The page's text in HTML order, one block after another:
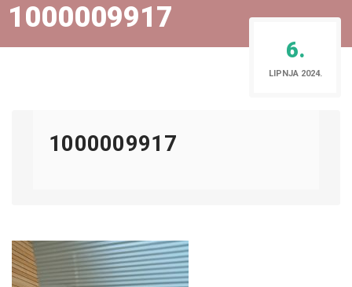
1000009917
6.
LIPNJA 2024.
1000009917